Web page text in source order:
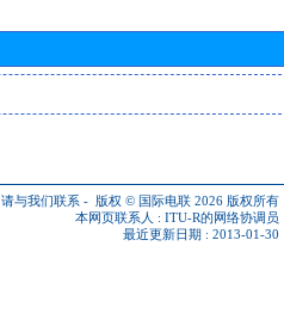
请与我们联系 - 版权 © 国际电联 2026 版权所有
本网页联系人 : ITU-R的网络协调员
最近更新日期 : 2013-01-30